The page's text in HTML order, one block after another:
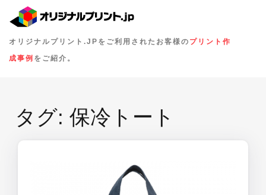
オリジナルプリント.JPをご利用されたお客様の プリント作
成事例 をご紹介。
タグ: 保冷トート